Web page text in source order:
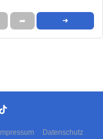
➦ ➜
Impressum Datenschutz